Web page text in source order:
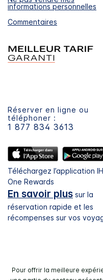
informations personnelles
Commentaires
Réserver en ligne ou
téléphoner :
1 877 834 3613
Téléchargez l’application
One Rewards
En savoir plus sur la
réservation rapide et les
récompenses sur vos
Pour offrir la meilleure